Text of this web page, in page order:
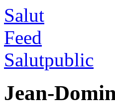
Salut
Feed
Salutpublic
Jean-